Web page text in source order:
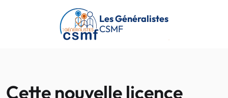
Passer au contenu principal
Les Généralistes
CSMF
Cette nouvelle licence